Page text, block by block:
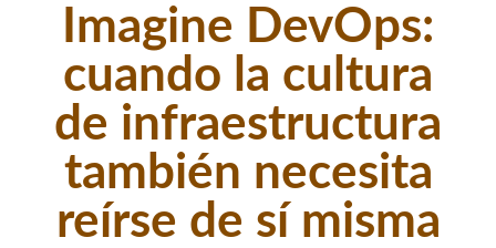
Imagine DevOps:
cuando la cultura
de infraestructura
también necesita
reírse de sí misma